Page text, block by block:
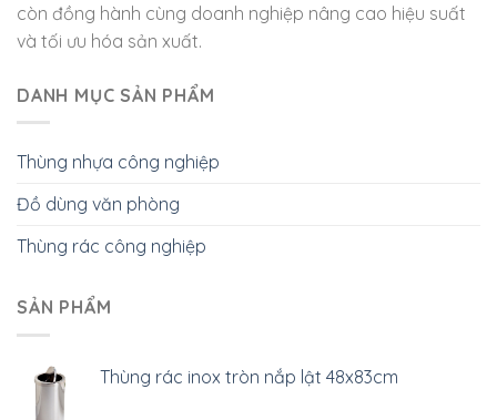
còn đồng hành cùng doanh nghiệp nâng cao hiệu suất
và tối ưu hóa sản xuất.
DANH MỤC SẢN PHẨM
Thùng nhựa công nghiệp
Đồ dùng văn phòng
Thùng rác công nghiệp
SẢN PHẨM
Thùng rác inox tròn nắp lật 48x83cm